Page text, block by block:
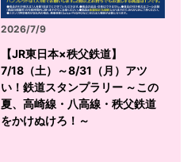
2026/7/9
【JR東日本×秩父鉄道】
7/18（土）～8/31（月）アツ
い！鉄道スタンプラリー ～この
夏、高崎線・八高線・秩父鉄道
をかけぬけろ！～